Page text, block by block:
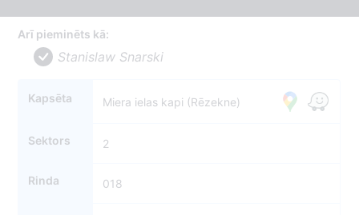
Arī pieminēts kā:
Stanislaw Snarski
Kapsēta Miera ielas kapi (Rēzekne)
Sektors 2
Rinda 018